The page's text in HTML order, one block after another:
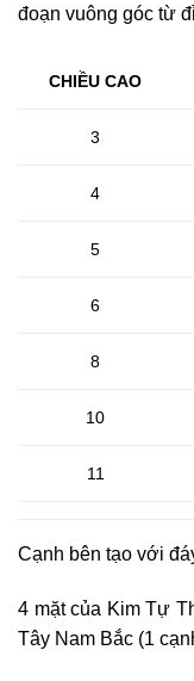
đoạn vuông góc từ
CHIỀU CAO
3
4
5
6
8
10
11
Cạnh bên tạo với
4 mặt của Kim Tự
Tây Nam Bắc (1